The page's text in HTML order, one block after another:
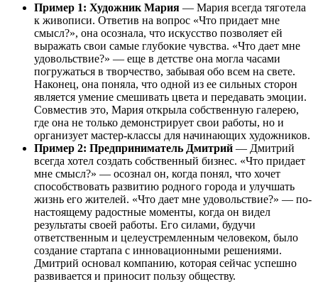
Пример 1: Художник Мария — Мария всегда тяготела
к живописи. Ответив на вопрос «Что придает мне
смысл?», она осознала, что искусство позволяет ей
выражать свои самые глубокие чувства. «Что дает мне
удовольствие?» — еще в детстве она могла часами
погружаться в творчество, забывая обо всем на свете.
Наконец, она поняла, что одной из ее сильных сторон
является умение смешивать цвета и передавать эмоции.
Совместив это, Мария открыла собственную галерею,
где она не только демонстрирует свои работы, но и
организует мастер-классы для начинающих художников.
Пример 2: Предприниматель Дмитрий — Дмитрий
всегда хотел создать собственный бизнес. «Что придает
мне смысл?» — осознал он, когда понял, что хочет
способствовать развитию родного города и улучшать
жизнь его жителей. «Что дает мне удовольствие?» — по-
настоящему радостные моменты, когда он видел
результаты своей работы. Его силами, будучи
ответственным и целеустремленным человеком, было
создание стартапа с инновационными решениями.
Дмитрий основал компанию, которая сейчас успешно
развивается и приносит пользу обществу.